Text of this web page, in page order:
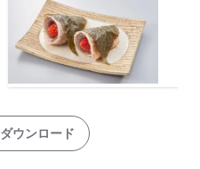
ウンロード